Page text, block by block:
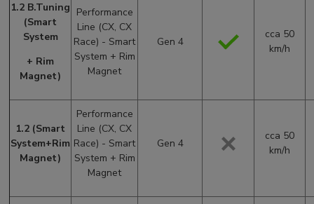
1.2 B.Tuning
(Smart
System
+ Rim
Magnet)
Performance
Line (CX, CX
Race) - Smart
System + Rim
Magnet
Gen 4
cca 50
km/h
1.2 (Smart
System+Rim
Magnet)
Performance
Line (CX, CX
Race) - Smart
System + Rim
Magnet
Gen 4
cca 50
km/h